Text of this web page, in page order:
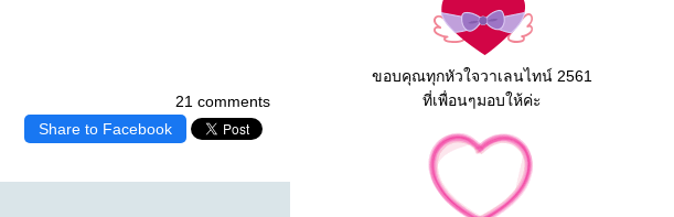
21 comments
Share to Facebook
ขอบคุณทุกหัวใจวาเลนไทน์ 2561
ที่เพื่อนๆมอบให้ค่ะ